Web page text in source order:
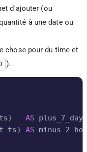
d'ajouter (ou
à une date ou
chose pour du time et
).
) AS
)
AS